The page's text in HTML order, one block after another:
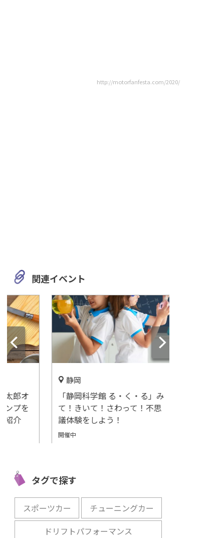
http://motorfanfesta.com/2020/
愛知
愛知県最大!?すべて無料のア
スレチックで遊べる「海南こ
どもの国」
三重
工場夜景の定番スポ
日市コンビナートが
「うみてらす14」
関連イベント
「静岡科学館 る・く・る」み
て！きいて！さわって！不思
議体験をしよう！
タグで探す
スポーツカー
チューニングカー
ドリフトパフォーマンス